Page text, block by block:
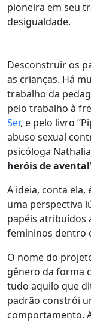
pioneira em seu
desigualdade.
Desconstruir os
as crianças. Há
trabalho da
pelo trabalho à
Ser, e pelo livro
abuso sexual
psicóloga
heróis de avental
A ideia, conta
uma perspectiva
papéis atribuídos
femininos dentro
O nome do
gênero da forma
tudo aquilo que
padrão constrói
comportamento.